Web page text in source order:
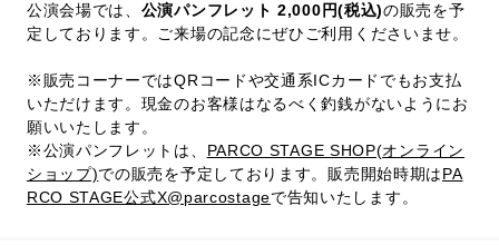
公演会場では、 公演パンフレット 2,000円(税込)の販売を予
定しております。ご来場の記念にぜひご利用くださいませ。
※販売コーナーではQRコードや交通系ICカードでもお支払
いただけます。現金のお客様はなるべく釣銭がないようにお
願いいたします。
※公演パンフレットは、 PARCO STAGE SHOP(オンライン
ショップ)での販売を予定しております。販売開始時期はPA
RCO STAGE公式X@parcostageで告知いたします。